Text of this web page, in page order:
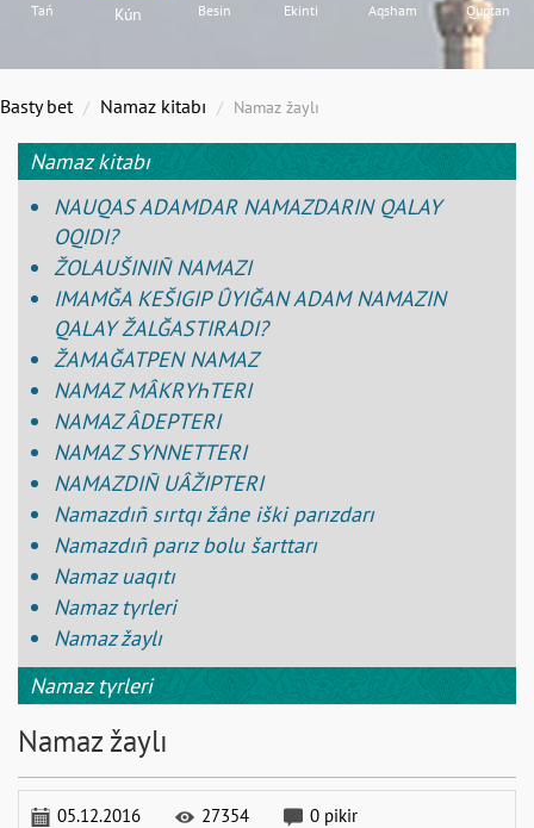
Tań
Kún
Besіn
Ekіntі
Aqsham
Quptan
Basty bet Namaz kіtabı Namaz žaylı
Namaz kіtabı
NAUQAS ADAMDAR NAMAZDARIN QALAY
OQIDI?
ŽOLAUŠINIÑ NAMAZI
IMAMĞA KEŠІGІP ÛYIĞAN ADAM NAMAZIN
QALAY ŽALĞASTIRADI?
ŽAMAĞATPEN NAMAZ
NAMAZ MÂKRҮҺTERІ
NAMAZ ÂDEPTERІ
NAMAZ SҮNNETTERІ
NAMAZDIÑ UÂŽІPTERІ
Namazdıñ sırtqı žâne іškі parızdarı
Namazdıñ parız bolu šarttarı
Namaz uaqıtı
Namaz tүrlerі
Namaz žaylı
Namaz tүrlerі
Namaz žaylı
05.12.2016 27354 0 pіkіr